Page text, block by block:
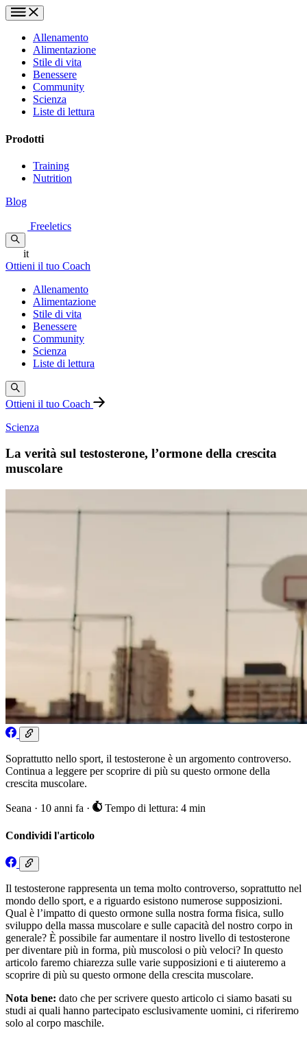
Allenamento
Alimentazione
Stile di vita
Benessere
Community
Scienza
Liste di lettura
Prodotti
Training
Nutrition
Blog
Freeletics
it
Ottieni il tuo Coach
Allenamento
Alimentazione
Stile di vita
Benessere
Community
Scienza
Liste di lettura
Ottieni il tuo Coach
Scienza
La verità sul testosterone, l’ormone della crescita
muscolare
Soprattutto nello sport, il testosterone è un argomento controverso.
Continua a leggere per scoprire di più su questo ormone della
crescita muscolare.
Seana · 10 anni fa · Tempo di lettura: 4 min
Condividi l'articolo
Il testosterone rappresenta un tema molto controverso, soprattutto nel
mondo dello sport, e a riguardo esistono numerose supposizioni.
Qual è l’impatto di questo ormone sulla nostra forma fisica, sullo
sviluppo della massa muscolare e sulle capacità del nostro corpo in
generale? È possibile far aumentare il nostro livello di testosterone
per diventare più in forma, più muscolosi o più veloci? In questo
articolo faremo chiarezza sulle varie supposizioni e ti aiuteremo a
scoprire di più su questo ormone della crescita muscolare.
Nota bene: dato che per scrivere questo articolo ci siamo basati su
studi ai quali hanno partecipato esclusivamente uomini, ci riferiremo
solo al corpo maschile.